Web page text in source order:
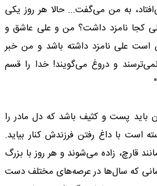
به من می‌گفت... حالا هر روز یکی
کجا نامزد داشت؟ من و علی عاشق و
علی نامزد داشته باشد و من خبر
و دروغ می‌گویند! خدا را قسم
باید پست و کثیف باشد که دل مادر را
است با داغ رفتن فرزندش کنار بیاید.
قارچ، زاده می‌شوند و هر روز با بزرگ
که سال‌ها در عرصه‌های مختلف دست